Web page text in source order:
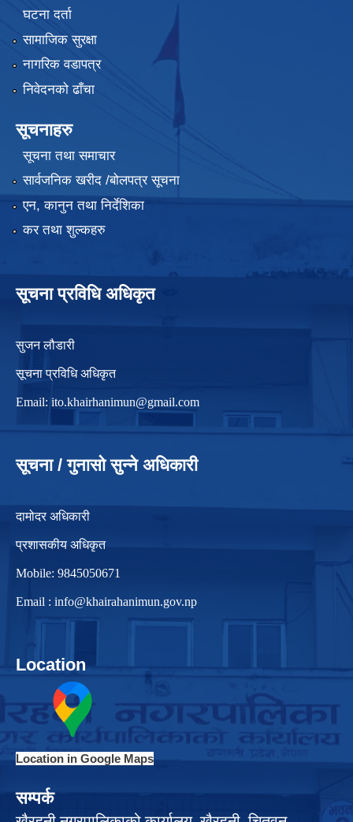
घटना दर्ता
सामाजिक सुरक्षा
नागरिक वडापत्र
निवेदनको ढाँचा
सूचनाहरु
सूचना तथा समाचार
सार्वजनिक खरीद /बोलपत्र सूचना
एन, कानुन तथा निर्देशिका
कर तथा शुल्कहरु
सूचना प्रविधि अधिकृत
सुजन लौडारी
सूचना प्रविधि अधिकृत
Email: ito.khairhanimun@gmail.com
सूचना / गुनासो सुन्ने अधिकारी
दामोदर अधिकारी
प्रशासकीय अधिकृत
Mobile: 9845050671
Email : info@khairahanimun.gov.np
Location
Location in Google Maps
सम्पर्क